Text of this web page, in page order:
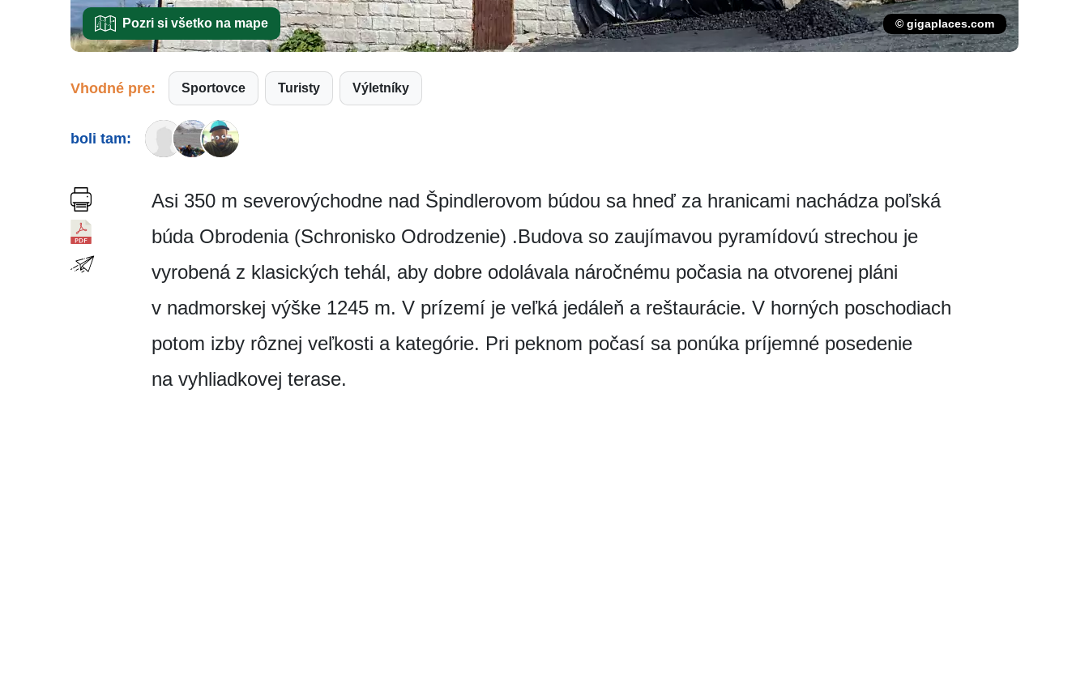
Pozri si všetko na mape © gigaplaces.com
Vhodné pre: Sportovce Turisty Výletníky
boli tam:
Asi 350 m severovýchodne nad Špindlerovom búdou sa hneď za hranicami nachádza poľská
búda Obrodenia (Schronisko Odrodzenie) .Budova so zaujímavou pyramídovú strechou je
vyrobená z klasických tehál, aby dobre odolávala náročnému počasia na otvorenej pláni
v nadmorskej výške 1245 m. V prízemí je veľká jedáleň a reštaurácie. V horných poschodiach
potom izby rôznej veľkosti a kategórie. Pri peknom počasí sa ponúka príjemné posedenie
na vyhliadkovej terase.